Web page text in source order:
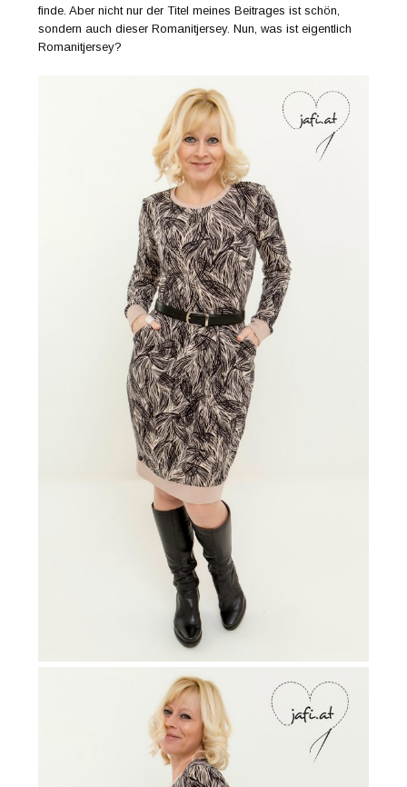
finde. Aber nicht nur der Titel meines Beitrages ist schön,
sondern auch dieser Romanitjersey. Nun, was ist eigentlich
Romanitjersey?